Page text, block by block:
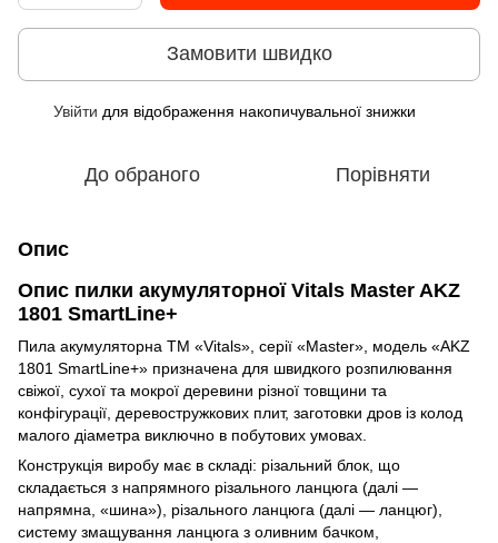
Замовити швидко
Увійти для відображення накопичувальної знижки
До обраного Порівняти
Опис
Опис пилки акумуляторної Vitals Master AKZ
1801 SmartLine+
Пила акумуляторна ТМ «Vitals», серії «Master», модель «AKZ
1801 SmartLine+» призначена для швидкого розпилювання
свіжої, сухої та мокрої деревини різної товщини та
конфігурації, деревостружкових плит, заготовки дров із колод
малого діаметра виключно в побутових умовах.
Конструкція виробу має в складі: різальний блок, що
складається з напрямного різального ланцюга (далі —
напрямна, «шина»), різального ланцюга (далі — ланцюг),
систему змащування ланцюга з оливним бачком,